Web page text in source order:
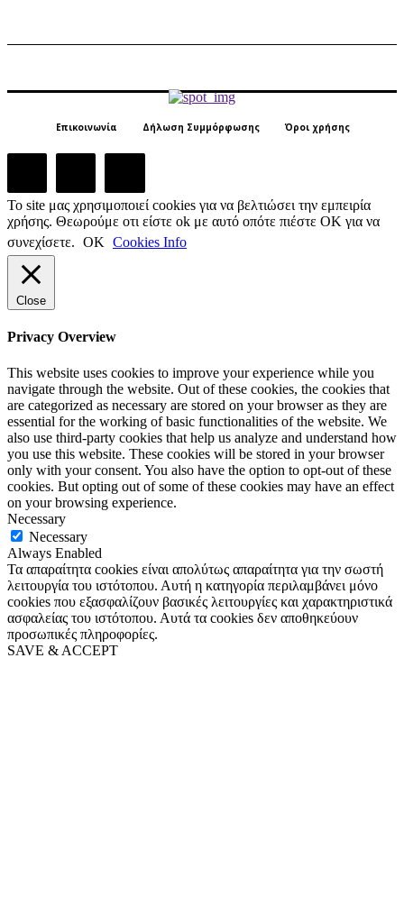
Επικοινωνία Δήλωση Συμμόρφωσης Όροι χρήσης
Το site μας χρησιμοποιεί cookies για να βελτιώσει την εμπειρία
χρήσης. Θεωρούμε οτι είστε ok με αυτό οπότε πιέστε ΟΚ για να
συνεχίσετε. ΟΚ Cookies Info
Close
Privacy Overview
This website uses cookies to improve your experience while you
navigate through the website. Out of these cookies, the cookies that
are categorized as necessary are stored on your browser as they are
essential for the working of basic functionalities of the website. We
also use third-party cookies that help us analyze and understand how
you use this website. These cookies will be stored in your browser
only with your consent. You also have the option to opt-out of these
cookies. But opting out of some of these cookies may have an effect
on your browsing experience.
Necessary
Necessary
Always Enabled
Τα απαραίτητα cookies είναι απολύτως απαραίτητα για την σωστή
λειτουργία του ιστότοπου. Αυτή η κατηγορία περιλαμβάνει μόνο
cookies που εξασφαλίζουν βασικές λειτουργίες και χαρακτηριστικά
ασφαλείας του ιστότοπου. Αυτά τα cookies δεν αποθηκεύουν
προσωπικές πληροφορίες.
SAVE & ACCEPT